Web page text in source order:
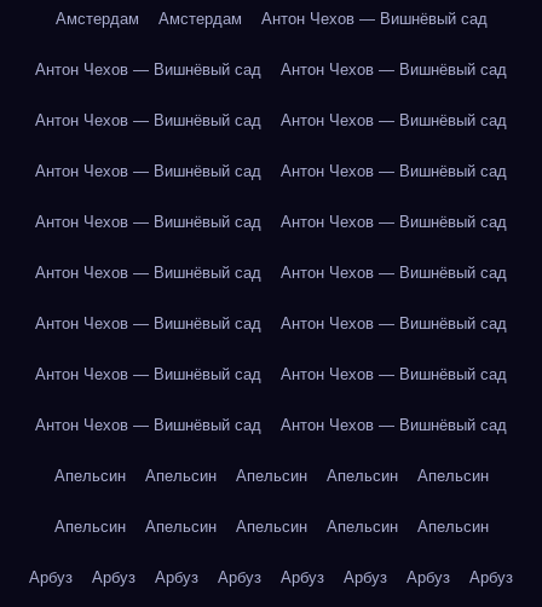
Амстердам Амстердам Антон Чехов — Вишнёвый сад
Антон Чехов — Вишнёвый сад Антон Чехов — Вишнёвый сад
Антон Чехов — Вишнёвый сад Антон Чехов — Вишнёвый сад
Антон Чехов — Вишнёвый сад Антон Чехов — Вишнёвый сад
Антон Чехов — Вишнёвый сад Антон Чехов — Вишнёвый сад
Антон Чехов — Вишнёвый сад Антон Чехов — Вишнёвый сад
Антон Чехов — Вишнёвый сад Антон Чехов — Вишнёвый сад
Антон Чехов — Вишнёвый сад Антон Чехов — Вишнёвый сад
Антон Чехов — Вишнёвый сад Антон Чехов — Вишнёвый сад
Апельсин Апельсин Апельсин Апельсин Апельсин
Апельсин Апельсин Апельсин Апельсин Апельсин
Арбуз Арбуз Арбуз Арбуз Арбуз Арбуз Арбуз Арбуз